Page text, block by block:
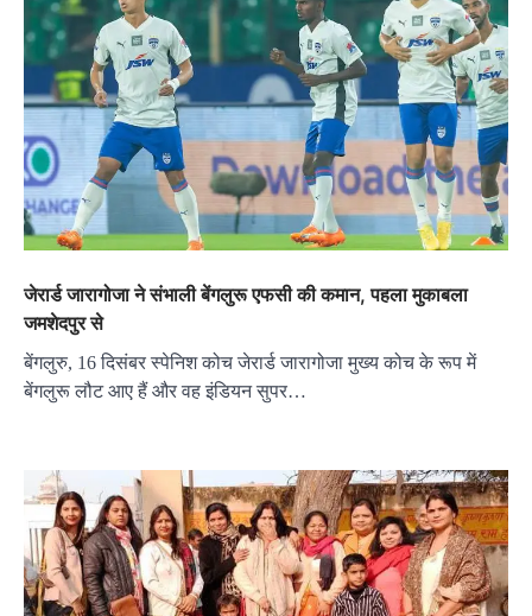
जेरार्ड जारागोजा ने संभाली बेंगलुरू एफसी की कमान, पहला मुकाबला
जमशेदपुर से
बेंगलुरु, 16 दिसंबर स्पेनिश कोच जेरार्ड जारागोजा मुख्य कोच के रूप में
बेंगलुरू लौट आए हैं और वह इंडियन सुपर…